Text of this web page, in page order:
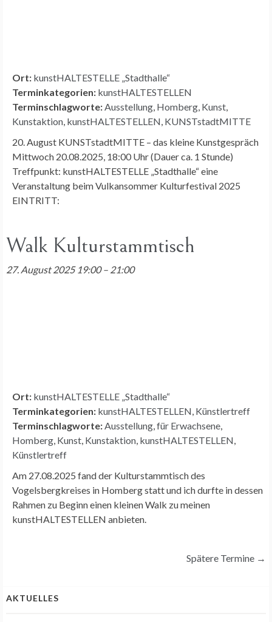
Ort: kunstHALTESTELLE „Stadthalle“
Terminkategorien: kunstHALTESTELLEN
Terminschlagworte: Ausstellung Homberg Kunst
Kunstaktion kunstHALTESTELLEN KUNSTstadtMITTE
20. August KUNSTstadtMITTE – das kleine Kunstgespräch
Mittwoch 20.08.2025, 18:00 Uhr (Dauer ca. 1 Stunde)
Treffpunkt: kunstHALTESTELLE „Stadthalle“ eine
Veranstaltung beim Vulkansommer Kulturfestival 2025
EINTRITT:
Walk Kulturstammtisch
27. August 2025 19:00– 21:00
Ort: kunstHALTESTELLE „Stadthalle“
Terminkategorien: kunstHALTESTELLEN Künstlertreff
Terminschlagworte: Ausstellung für Erwachsene
Homberg Kunst Kunstaktion kunstHALTESTELLEN
Künstlertreff
Am 27.08.2025 fand der Kulturstammtisch des
Vogelsbergkreises in Homberg statt und ich durfte in dessen
Rahmen zu Beginn einen kleinen Walk zu meinen
kunstHALTESTELLEN anbieten.
Spätere Termine →
AKTUELLES